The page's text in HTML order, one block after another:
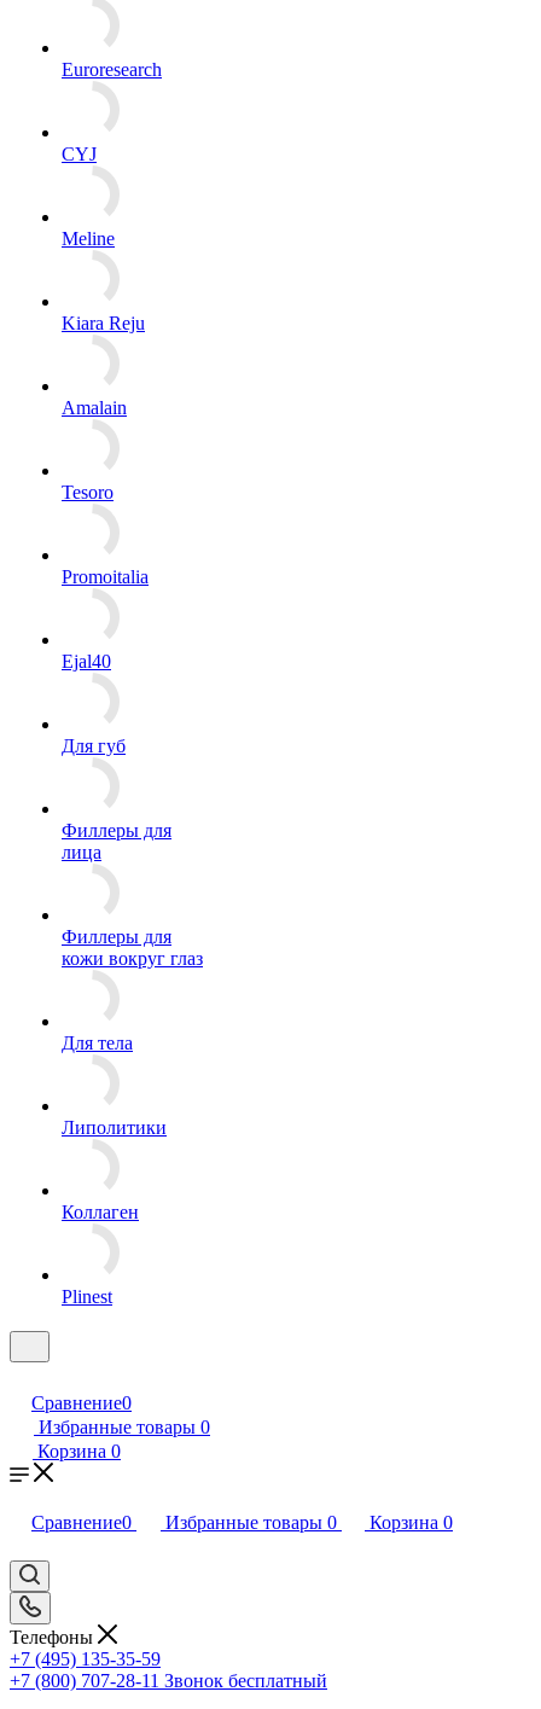
Euroresearch
CYJ
Meline
Kiara Reju
Amalain
Tesoro
Promoitalia
Ejal40
Для губ
Филлеры для
лица
Филлеры для
кожи вокруг глаз
Для тела
Липолитики
Коллаген
Plinest
Сравнение0
Избранные товары 0
Корзина 0
Сравнение0 Избранные товары 0 Корзина 0
Телефоны
+7 (495) 135-35-59
+7 (800) 707-28-11 Звонок бесплатный